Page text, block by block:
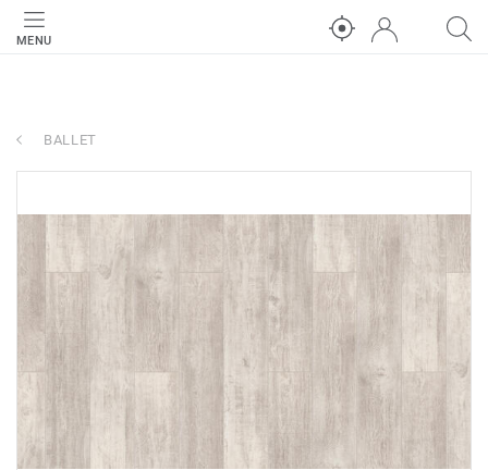
MENU
BALLET